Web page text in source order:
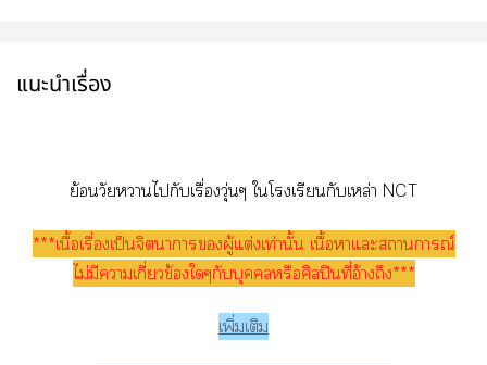
แนะนำเรื่อง
ย้อนวัยาไกับเรื่องวุ่นๆ ใโเรียนกับเหล่า NCT
***เนื้อเรื่องเป็นจิตาารผู้แต่งเท่านั้น เนื้อาแะสถานการณ์
ไม่มีาเกี่ยวข้องใๆกับบุคคลหรือศิลปินที่อ้างถึง***
เพิ่มเติม